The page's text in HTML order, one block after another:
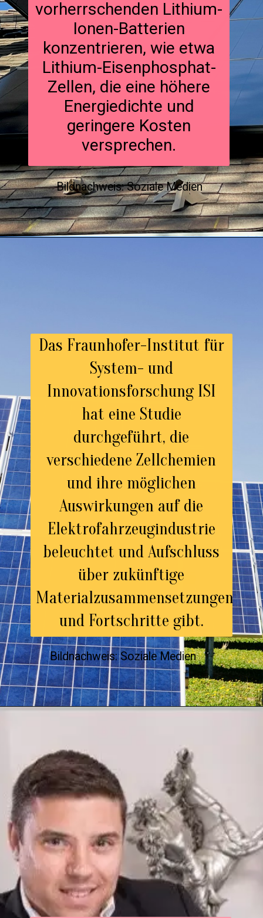
vorherrschenden Lithium-
Ionen-Batterien
konzentrieren, wie etwa
Lithium-Eisenphosphat-
Zellen, die eine höhere
Energiedichte und
geringere Kosten
versprechen.
Bildnachweis: Soziale Medien
Das Fraunhofer-Institut für
System- und
Innovationsforschung ISI
hat eine Studie
durchgeführt, die
verschiedene Zellchemien
und ihre möglichen
Auswirkungen auf die
Elektrofahrzeugindustrie
beleuchtet und Aufschluss
über zukünftige
Materialzusammensetzungen
und Fortschritte gibt.
Bildnachweis: Soziale Medien